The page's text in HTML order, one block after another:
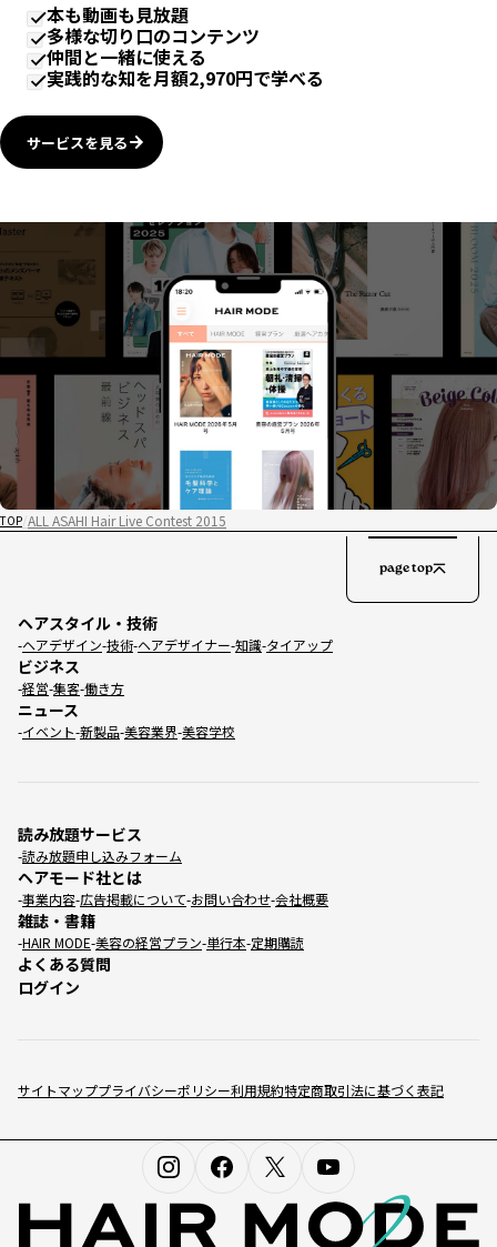
本も動画も見放題
多様な切り口のコンテンツ
仲間と一緒に使える
実践的な知を月額2,970円で学べる
サービスを見る
TOP ALL ASAHI Hair Live Contest 2015
サイトマッププライバシーポリシー利用規約特定商取引法に基づく表記
ヘアスタイル・技術
ヘアデザイン 技術 ヘアデザイナー 知識 タイアップ
ビジネス
経営 集客 働き方
ニュース
イベント 新製品 美容業界 美容学校
読み放題サービス
読み放題申し込みフォーム
ヘアモード社とは
事業内容 広告掲載について お問い合わせ 会社概要
雑誌・書籍
HAIR MODE 美容の経営プラン 単行本 定期購読
よくある質問
ログイン
page top